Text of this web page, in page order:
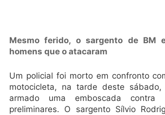
Mesmo ferido, o sargento de BM
homens que o atacaram
Um policial foi morto em confronto
motocicleta, na tarde deste
armado uma emboscada contra
preliminares. O sargento Sílvio